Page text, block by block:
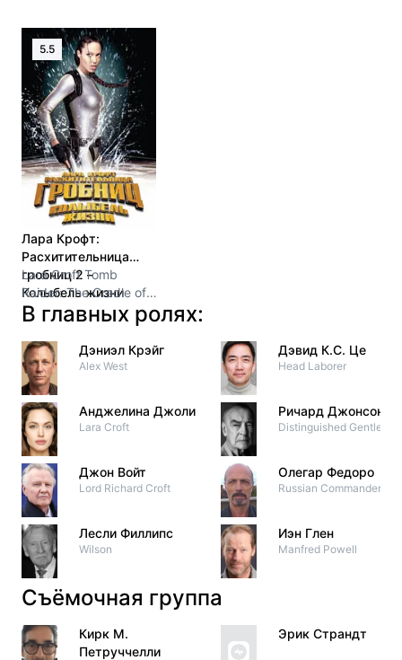
5.5
Лара Крофт:
Расхитительница
гробниц 2 –
Колыбель жизни
(2003)
Lara Croft Tomb
Raider: The Cradle of
Life
В главных ролях:
Дэниэл Крэйг
Alex West
Анджелина Джоли
Lara Croft
Джон Войт
Lord Richard Croft
Лесли Филлипс
Wilson
Дэвид К.С. Це
Head Laborer
Ричард Джонсон
Distinguished
Олегар Федоро
Russian Commander
Иэн Глен
Manfred Powell
Съёмочная группа
Кирк М.
Петруччелли
Эрик Страндт